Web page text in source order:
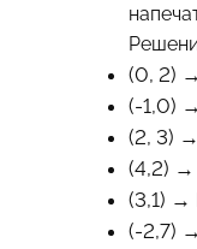
(0, 2)
(-1,0)
(2, 3)
(4,2) →
(3,1) →
(-2,7)